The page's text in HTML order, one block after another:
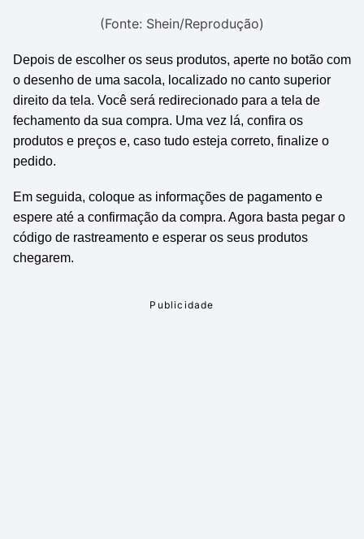
(Fonte: Shein/Reprodução)
Depois de escolher os seus produtos, aperte no botão com
o desenho de uma sacola, localizado no canto superior
direito da tela. Você será redirecionado para a tela de
fechamento da sua compra. Uma vez lá, confira os
produtos e preços e, caso tudo esteja correto, finalize o
pedido.
Em seguida, coloque as informações de pagamento e
espere até a confirmação da compra. Agora basta pegar o
código de rastreamento e esperar os seus produtos
chegarem.